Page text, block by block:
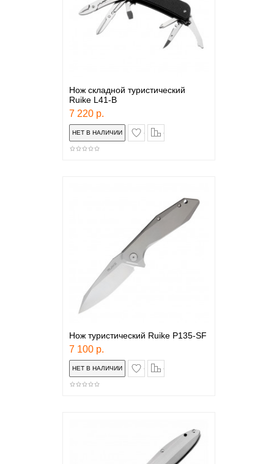
Нож складной туристический
Ruike L41-B
7 220 р.
в закладки
Нож туристический Ruike P135-SF
7 100 р.
в закладки